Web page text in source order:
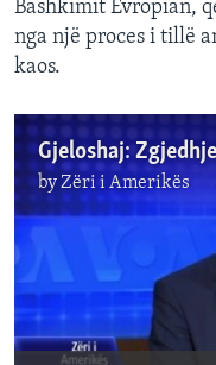
Bashkimit Evropian,
nga një proces i tillë
kaos.
byZëri i Amerikës
No media